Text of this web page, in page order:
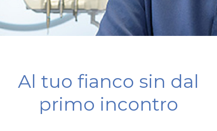
Al tuo fianco sin dal
primo incontro